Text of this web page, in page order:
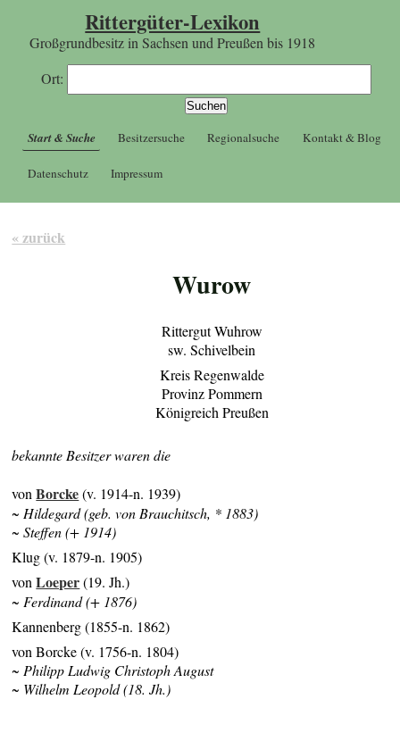
Rittergüter-Lexikon
Großgrundbesitz in Sachsen und Preußen bis 1918
Ort:
Start & Suche Besitzersuche Regionalsuche Kontakt & Blog
Datenschutz Impressum
« zurück
Wurow
Rittergut Wuhrow
sw. Schivelbein
Kreis Regenwalde
Provinz Pommern
Königreich Preußen
bekannte Besitzer waren die
vonBorcke(v. 1914-n. 1939)
~ Hildegard (geb. von Brauchitsch, * 1883)
~ Steffen (+ 1914)
Klug (v. 1879-n. 1905)
vonLoeper(19. Jh.)
~ Ferdinand (+ 1876)
Kannenberg (1855-n. 1862)
von Borcke (v. 1756-n. 1804)
~ Philipp Ludwig Christoph August
~ Wilhelm Leopold (18. Jh.)